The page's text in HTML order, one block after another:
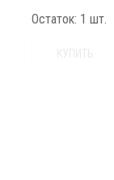
Остаток: 1 шт.